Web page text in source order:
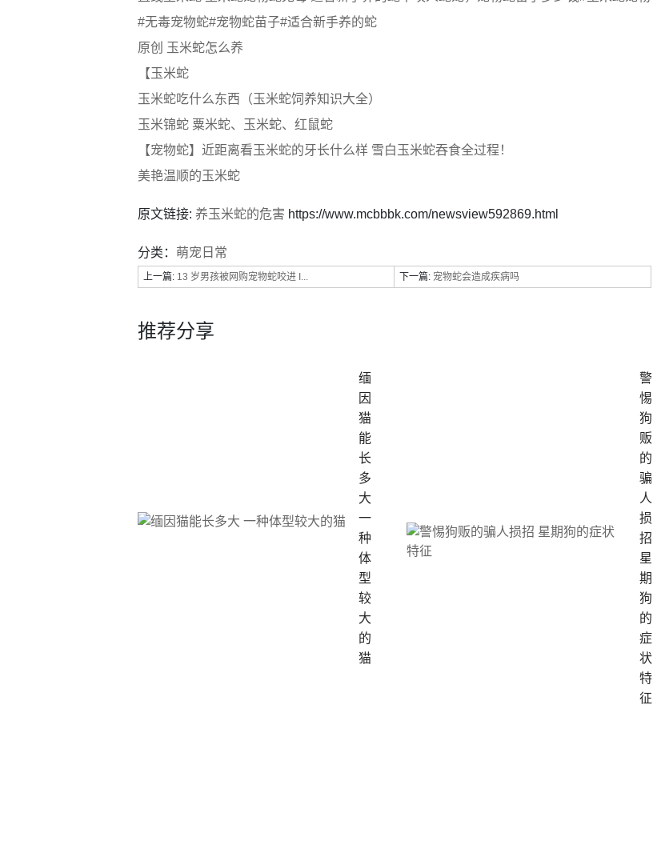
#无毒宠物蛇#宠物蛇苗子#适合新手养的蛇
原创 玉米蛇怎么养
【玉米蛇
玉米蛇吃什么东西（玉米蛇饲养知识大全）
玉米锦蛇 粟米蛇、玉米蛇、红鼠蛇
【宠物蛇】近距离看玉米蛇的牙长什么样 雪白玉米蛇吞食全过程！
美艳温顺的玉米蛇
原文链接: 养玉米蛇的危害 https://www.mcbbbk.com/newsview592869.html
分类： 萌宠日常
上一篇: 13 岁男孩被网购宠物蛇咬进 I... 下一篇: 宠物蛇会造成疾病吗
推荐分享
缅
因
猫
能
长
多
大
一
种
体
型
较
大
的
猫
警
惕
狗
贩
的
骗
人
损
招
星
期
狗
的
症
状
特
征